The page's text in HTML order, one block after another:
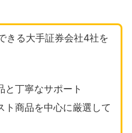
きる大手証券会社4社を
と丁寧なサポート
ト商品を中心に厳選して